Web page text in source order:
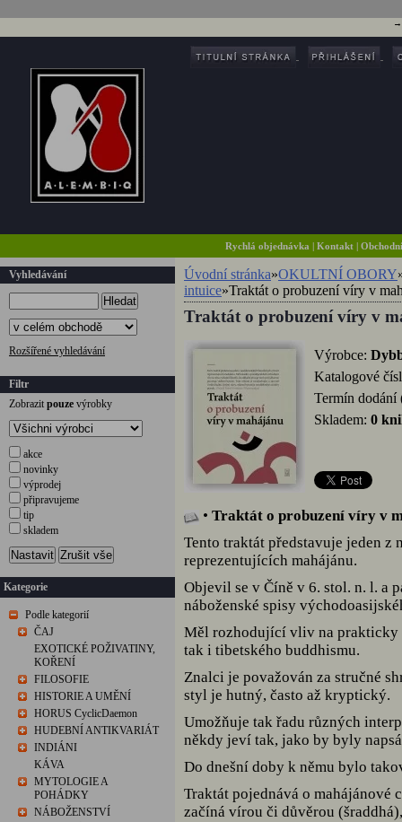
Rychlá objednávka |Kontakt |
Vyhledávání
Hledat
Rozšířené vyhledávání
Filtr
Zobrazit pouze výrobky
akce
novinky
výprodej
připravujeme
tip
skladem
Nastavit Zrušit vše
Kategorie
Podle kategorií
ČAJ
EXOTICKÉ POŽIVATINY,
KOŘENÍ
FILOSOFIE
HISTORIE A UMĚNÍ
HORUS CyclicDaemon
HUDEBNÍ ANTIKVARIÁT
INDIÁNI
KÁVA
MYTOLOGIE A
POHÁDKY
NÁBOŽENSTVÍ
Úvodní stránka»OKULTNÍ OBORY
intuice»Traktát o probuzení víry v
Traktát o probuzení víry v
Výrobce:
Katalogové
Termín
Skladem: 0
• Traktát o probuzení víry v
Tento traktát představuje jeden
reprezentujících mahájánu.
Objevil se v Číně v 6. stol. n. l. a
náboženské spisy
Měl rozhodující vliv na prakticky
tak i tibetského buddhismu.
Znalci je považován za stručné
styl je hutný, často až kryptický.
Umožňuje tak řadu různých
někdy jeví tak, jako by byly
Do dnešní doby k němu bylo
Traktát pojednává o mahájánové
začíná vírou či důvěrou